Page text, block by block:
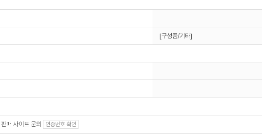
[구성품/기타]
매 사이트 문의 인증번호 확인